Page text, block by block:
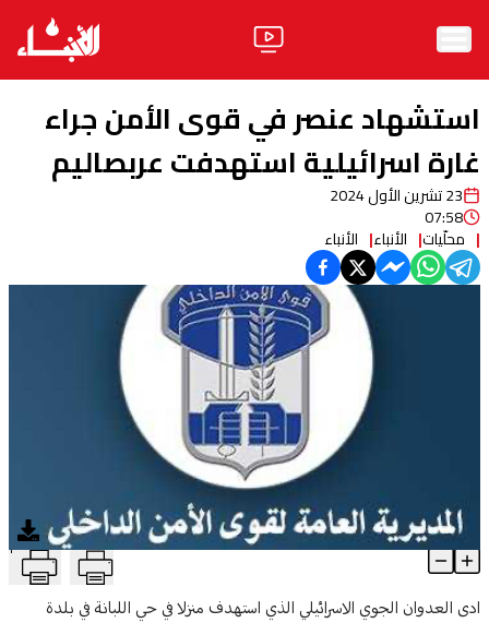
الرئيسية
الأخبار
منوعات
آراء
فيديو
مواقف
وليد جنبلاط
استشهاد عنصر في قوى الأمن جراء
غارة اسرائيلية استهدفت عربصاليم
23 تشرين الأول 2024
07:58
محلّيات الأنباء الأنباء
استشهاد عنصر في قوى الأمن جراء غارة اسرائيلية استهدفت عربصاليم
T
Article Content
ادى العدوان الجوي الاسرائيلي الذي استهدف منزلا في حي اللبانة في بلدة